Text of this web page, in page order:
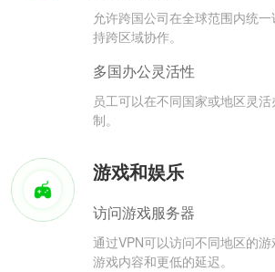
允许跨国公司在全球范围内统
持跨区域协作。
多国办公灵活性
员工可以在不同国家或地区灵
制。
游戏和娱乐
访问游戏服务器
通过VPN可以访问不同地区的
游戏内容和更低的延迟。